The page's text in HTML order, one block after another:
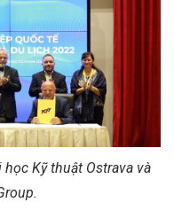
Kỹ thuật Ostrava và